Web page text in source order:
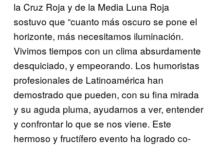
la Cruz Roja y de la Media Luna Roja
sostuvo que “cuanto más oscuro se pone el
horizonte, más necesitamos iluminación.
Vivimos tiempos con un clima absurdamente
desquiciado, y empeorando. Los humoristas
profesionales de Latinoamérica han
demostrado que pueden, con su fina mirada
y su aguda pluma, ayudarnos a ver, entender
y confrontar lo que se nos viene. Este
hermoso y fructífero evento ha logrado co-